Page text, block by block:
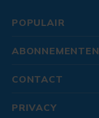
POPULAIR
ABONNEMENTEN
CONTACT
PRIVACY